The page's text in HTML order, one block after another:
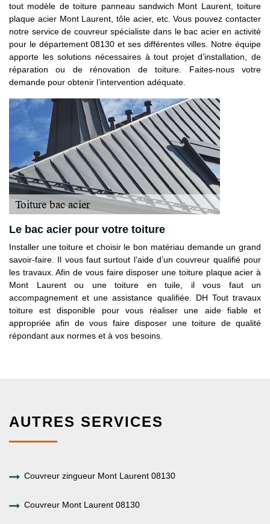
tout modèle de toiture panneau sandwich Mont Laurent, toiture
plaque acier Mont Laurent, tôle acier, etc. Vous pouvez contacter
notre service de couvreur spécialiste dans le bac acier en activité
pour le département 08130 et ses différentes villes. Notre équipe
apporte les solutions nécessaires à tout projet d’installation, de
réparation ou de rénovation de toiture. Faites-nous votre
demande pour obtenir l’intervention adéquate.
Le bac acier pour votre toiture
Installer une toiture et choisir le bon matériau demande un grand
savoir-faire. Il vous faut surtout l’aide d’un couvreur qualifié pour
les travaux. Afin de vous faire disposer une toiture plaque acier à
Mont Laurent ou une toiture en tuile, il vous faut un
accompagnement et une assistance qualifiée. DH Tout travaux
toiture est disponible pour vous réaliser une aide fiable et
appropriée afin de vous faire disposer une toiture de qualité
répondant aux normes et à vos besoins.
AUTRES SERVICES
Couvreur zingueur Mont Laurent 08130
Couvreur Mont Laurent 08130